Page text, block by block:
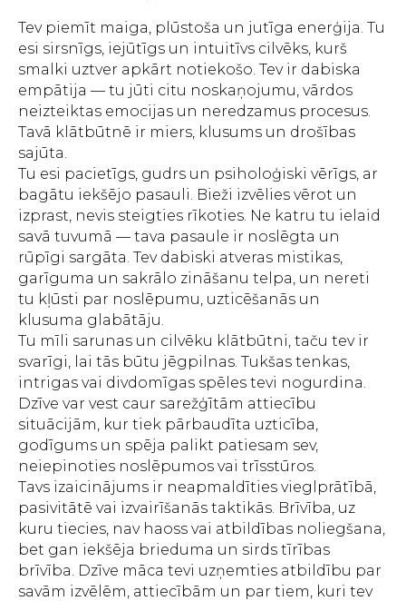
Tev piemīt maiga, plūstoša un jutīga enerģija. Tu
esi sirsnīgs, iejūtīgs un intuitīvs cilvēks, kurš
smalki uztver apkārt notiekošo. Tev ir dabiska
empātija — tu jūti citu noskaņojumu, vārdos
neizteiktas emocijas un neredzamus procesus.
Tavā klātbūtnē ir miers, klusums un drošības
sajūta.
Tu esi pacietīgs, gudrs un psiholoģiski vērīgs, ar
bagātu iekšējo pasauli. Bieži izvēlies vērot un
izprast, nevis steigties rīkoties. Ne katru tu ielaid
savā tuvumā — tava pasaule ir noslēgta un
rūpīgi sargāta. Tev dabiski atveras mistikas,
garīguma un sakrālo zināšanu telpa, un nereti
tu kļūsti par noslēpumu, uzticēšanās un
klusuma glabātāju.
Tu mīli sarunas un cilvēku klātbūtni, taču tev ir
svarīgi, lai tās būtu jēgpilnas. Tukšas tenkas,
intrigas vai divdomīgas spēles tevi nogurdina.
Dzīve var vest caur sarežģītām attiecību
situācijām, kur tiek pārbaudīta uzticība,
godīgums un spēja palikt patiesam sev,
neiepinoties noslēpumos vai trīsstūros.
Tavs izaicinājums ir neapmaldīties vieglprātībā,
pasivitātē vai izvairīšanās taktikās. Brīvība, uz
kuru tiecies, nav haoss vai atbildības noliegšana,
bet gan iekšēja brieduma un sirds tīrības
brīvība. Dzīve māca tevi uzņemties atbildību par
savām izvēlēm, attiecībām un par tiem, kuri tev